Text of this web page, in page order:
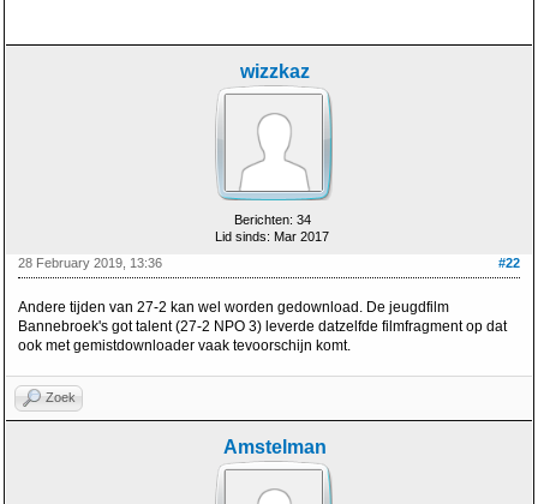
wizzkaz
Berichten: 34
Lid sinds: Mar 2017
#22
28 February 2019, 13:36
Andere tijden van 27-2 kan wel worden gedownload. De jeugdfilm
Bannebroek's got talent (27-2 NPO 3) leverde datzelfde filmfragment op dat
ook met gemistdownloader vaak tevoorschijn komt.
Zoek
Amstelman